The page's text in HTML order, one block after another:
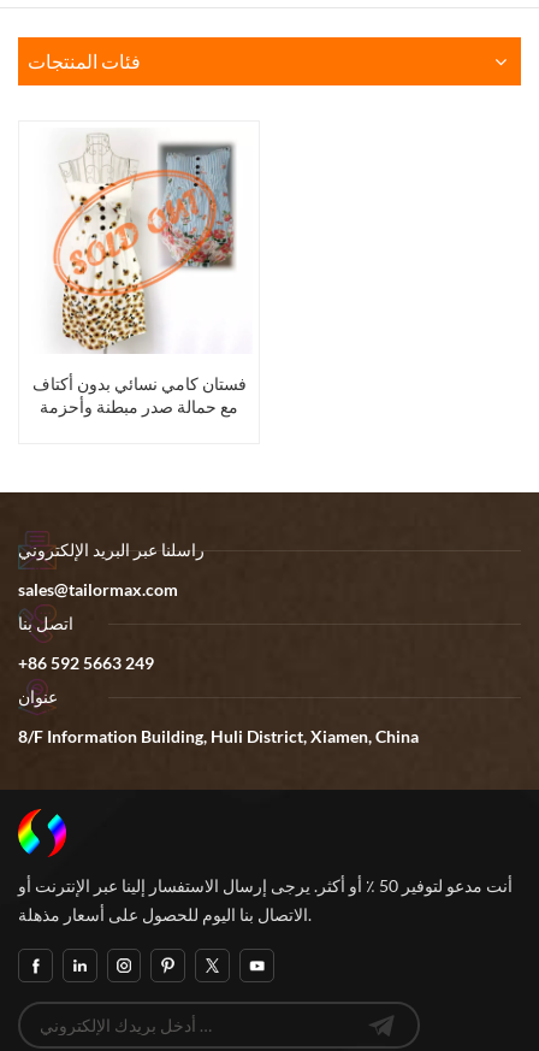
فئات المنتجات
فستان كامي نسائي بدون أكتاف
مع حمالة صدر مبطنة وأحزمة
راسلنا عبر البريد الإلكتروني
sales@tailormax.com
اتصل بنا
+86 592 5663 249
عنوان
8/F Information Building, Huli District, Xiamen, China
أنت مدعو لتوفير 50 ٪ أو أكثر. يرجى إرسال الاستفسار إلينا عبر الإنترنت أو
الاتصال بنا اليوم للحصول على أسعار مذهلة.